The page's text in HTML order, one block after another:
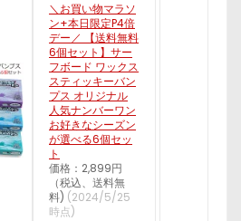
＼お買い物マラソ
ン+本日限定P4倍
デー／ 【送料無料
6個セット】サー
フボード ワックス
スティッキーバン
プス オリジナル
人気ナンバーワン
お好きなシーズン
が選べる6個セッ
ト
価格：2,899円
（税込、送料無
料) (2024/5/25
時点)